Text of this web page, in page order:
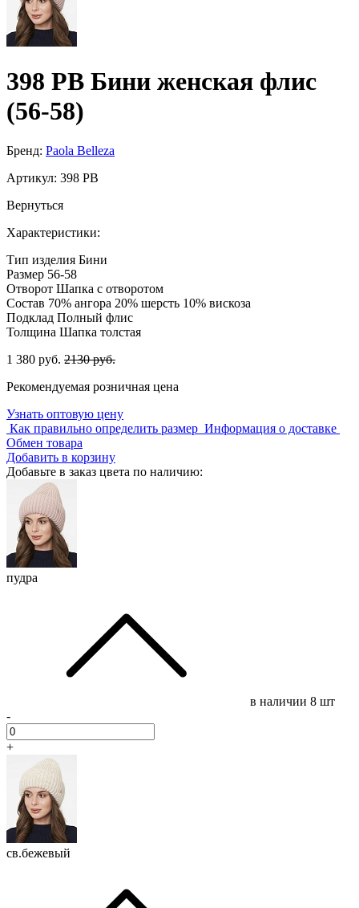
398 PB Бини женская флис
(56-58)
Бренд: Paola Belleza
Артикул: 398 PB
Вернуться
Характеристики:
Тип изделия Бини
Размер 56-58
Отворот Шапка с отворотом
Состав 70% ангора 20% шерсть 10% вискоза
Подклад Полный флис
Толщина Шапка толстая
1 380 руб. 2130 руб.
Рекомендуемая розничная цена
Узнать оптовую цену
Как правильно определить размер Информация о доставке
Обмен товара
Добавить в корзину
Добавьте в заказ цвета по наличию:
пудра
в наличии 8 шт
-
+
св.бежевый